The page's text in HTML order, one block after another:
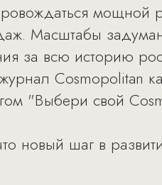
мощной
Масштабы
за всю историю
Cosmopolitan
"Выбери свой
новый шаг в